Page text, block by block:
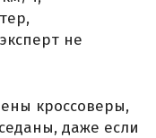
не
кроссоверы,
даже если